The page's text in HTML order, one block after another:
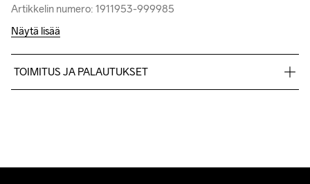
Artikkelin numero: 1911953-999985
Artikkelin numero: 1911953-999985
Näytä lisää
TOIMITUS JA PALAUTUKSET
kysymyksiisi.